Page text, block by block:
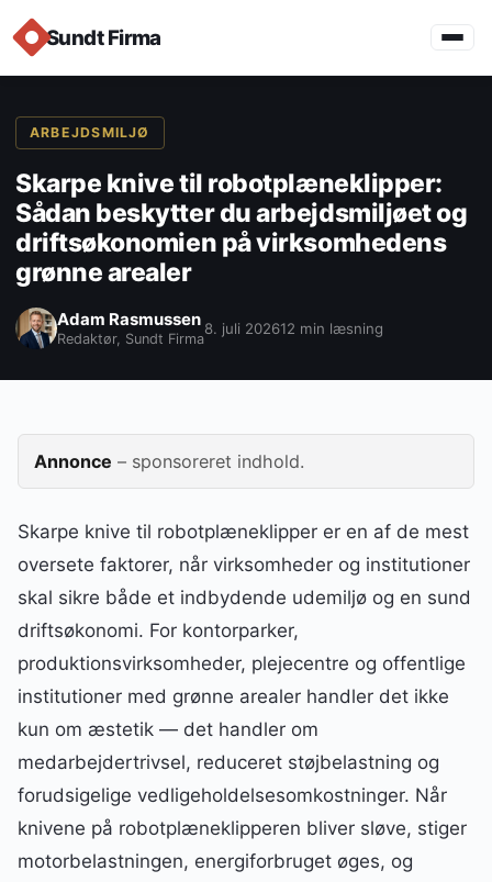
Sundt Firma
ARBEJDSMILJØ
Skarpe knive til robotplæneklipper:
Sådan beskytter du arbejdsmiljøet og
driftsøkonomien på virksomhedens
grønne arealer
Adam Rasmussen
Redaktør, Sundt Firma
8. juli 202612 min læsning
Annonce – sponsoreret indhold.
Skarpe knive til robotplæneklipper er en af de mest
oversete faktorer, når virksomheder og institutioner
skal sikre både et indbydende udemiljø og en sund
driftsøkonomi. For kontorparker,
produktionsvirksomheder, plejecentre og offentlige
institutioner med grønne arealer handler det ikke
kun om æstetik — det handler om
medarbejdertrivsel, reduceret støjbelastning og
forudsigelige vedligeholdelsesomkostninger. Når
knivene på robotplæneklipperen bliver sløve, stiger
motorbelastningen, energiforbruget øges, og